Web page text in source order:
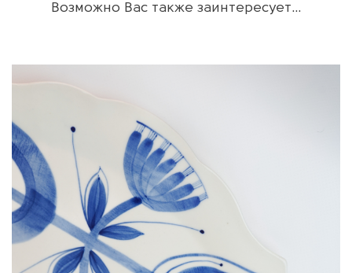
Возможно Вас также заинтересует…